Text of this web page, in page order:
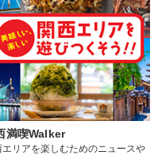
満喫Walker
エリアを楽しむためのニュースや